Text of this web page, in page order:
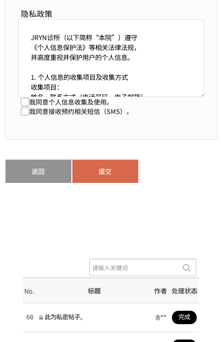
隐私政策
我同意个人信息收集及使用。
我同意接收预约相关短信（SMS）。
返回
No. 标题 作者 处理状态
68 此为私密帖子。 송** 完成